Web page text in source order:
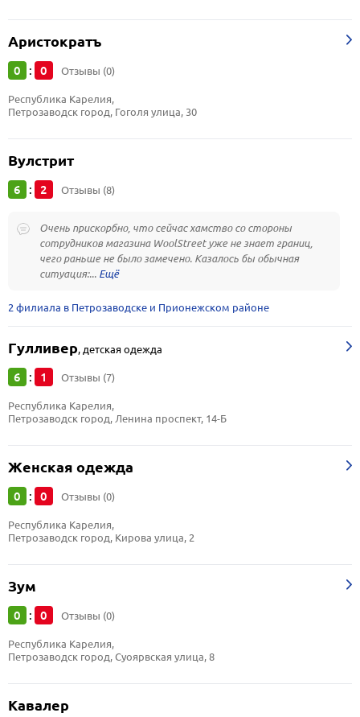
Аристократъ
0 : 0 Отзывы (0)
Республика Карелия,
Петрозаводск город, Гоголя улица, 30
Вулстрит
6 : 2 Отзывы (8)
Очень прискорбно, что сейчас хамство со стороны
сотрудников магазина WoolStreet уже не знает границ,
чего раньше не было замечено. Казалось бы обычная
ситуация:...
2 филиала в Петрозаводске и Прионежском районе
Гулливер, детская одежда
6 : 1 Отзывы (7)
Республика Карелия,
Петрозаводск город, Ленина проспект, 14-Б
Женская одежда
0 : 0 Отзывы (0)
Республика Карелия,
Петрозаводск город, Кирова улица, 2
Зум
0 : 0 Отзывы (0)
Республика Карелия,
Петрозаводск город, Суоярвская улица, 8
Кавалер